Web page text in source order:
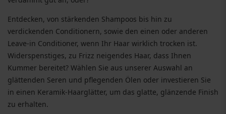
Entdecken, von stärkenden Shampoos bis hin zu
verdickenden Conditionern, sowie den einen oder anderen
Leave-in Conditioner, wenn Ihr Haar wirklich trocken ist.
Widerspenstiges, zu Frizz neigendes Haar, dass Ihnen
Kummer bereitet? Wählen Sie aus unserer Auswahl an
glättenden Seren und pflegenden Ölen oder investieren Sie
in einen Keramik-Haarglätter, um das glatte, glänzende Finish
zu erhalten.